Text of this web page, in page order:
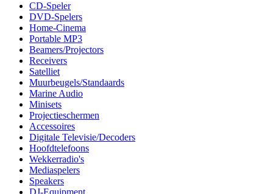
CD-Speler
DVD-Spelers
Home-Cinema
Portable MP3
Beamers/Projectors
Receivers
Satelliet
Muurbeugels/Standaards
Marine Audio
Minisets
Projectieschermen
Accessoires
Digitale Televisie/Decoders
Hoofdtelefoons
Wekkerradio's
Mediaspelers
Speakers
DJ-Equipment